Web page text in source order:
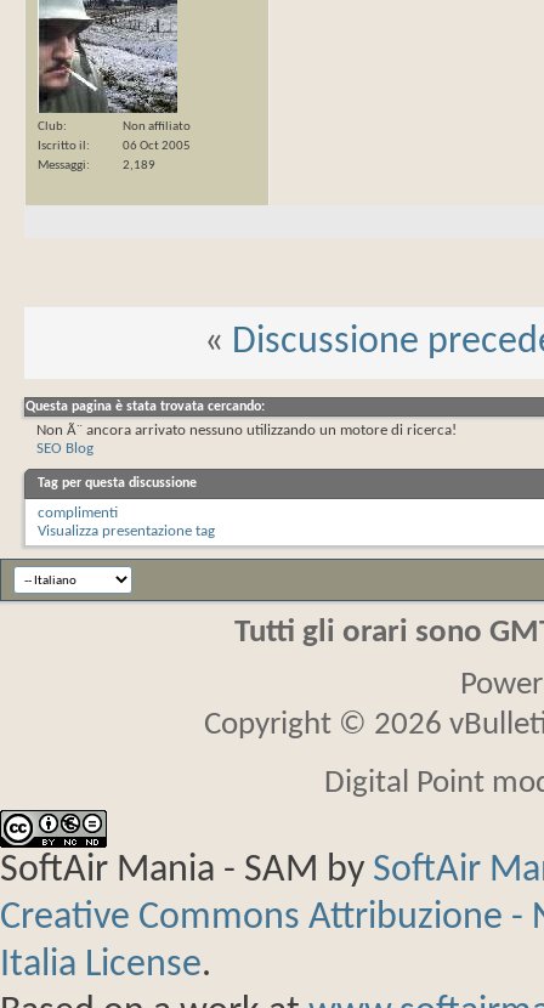
Club
Non affiliato
Iscritto il
06 Oct 2005
Messaggi
2,189
« Discussione
Questa pagina è stata trovata cercando:
Non Ã¨ ancora arrivato nessuno utilizzando un motore di ricerca!
SEO Blog
Tag per questa discussione
complimenti
Visualizza presentazione tag
Tutti gli orari sono
Copyright © 2026
Digital Point
SoftAir Mania - SAM by SoftAir
Creative Commons Attribuzione
Italia License.